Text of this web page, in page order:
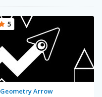
Geometry Arrow
5